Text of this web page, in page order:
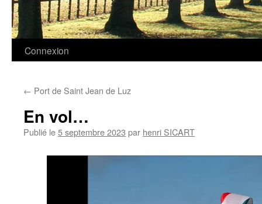
Connexion
← Port de Saint Jean de Luz
En vol…
Publié le5 septembre 2023 par henri SICART